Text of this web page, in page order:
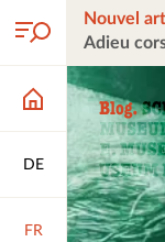
DE
FR
Nouvel
Adieu